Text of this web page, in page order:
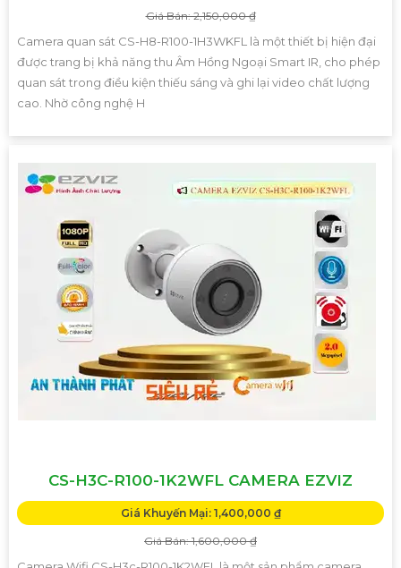
Giá Bán: 2,150,000 ₫
Camera quan sát CS-H8-R100-1H3WKFL là một thiết bị hiện đại
được trang bị khả năng thu Âm Hồng Ngoại Smart IR, cho phép
quan sát trong điều kiện thiếu sáng và ghi lại video chất lượng
cao. Nhờ công nghệ H
CS-H3C-R100-1K2WFL CAMERA EZVIZ
Giá Khuyến Mại: 1,400,000 ₫
Giá Bán: 1,600,000 ₫